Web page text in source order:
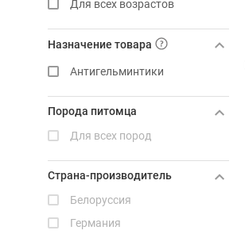
Празицид
Пчелодар
Фебтал
Фенпраз
Чистотел
Эндогард
Supramil
Для всех возрастов
Назначение товара
Антигельминтики
Порода питомца
Для всех пород
Страна-производитель
Белоруссия
Германия